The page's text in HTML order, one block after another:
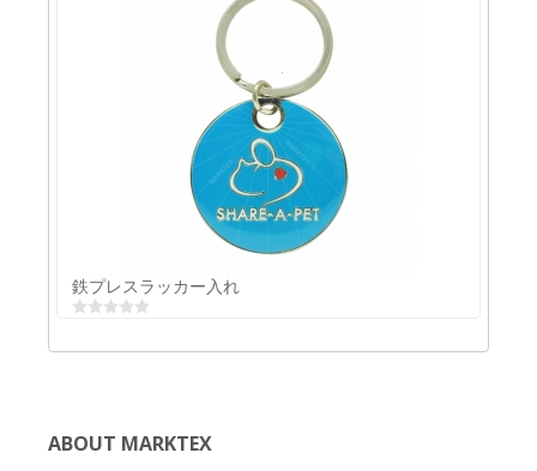
車ロゴキーリング
鉄プレスラッカー入れ
ABOUT MARKTEX